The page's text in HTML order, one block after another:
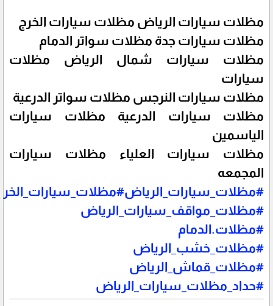
مظلات سيارات الرياض مظلات سيارات الخرج
مظلات سيارات جدة مظلات سواتر الدمام
مظلات سيارات شمال الرياض مظلات
سيارات
مظلات سيارات النرجس مظلات سواتر الدرعية
مظلات سيارات الدرعية مظلات سيارات
الياسمين
مظلات سيارات العلياء مظلات سيارات
المجمعه
#مظلات_مواقف_سيارات_الرياض
#مظلات.الدمام
#مظلات_خشب_الرياض
#مظلات_قماش_الرياض
#حداد_مظلات_سيارات_الرياض